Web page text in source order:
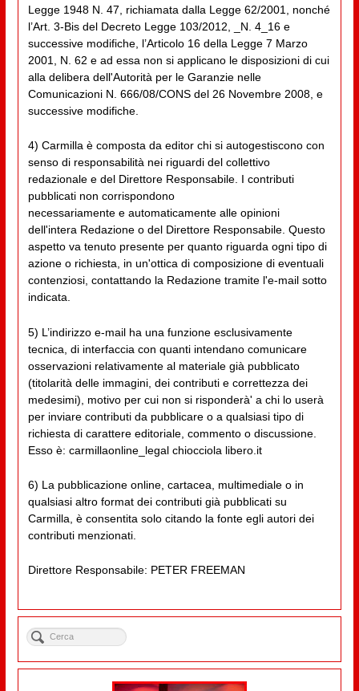
Legge 1948 N. 47, richiamata dalla Legge 62/2001, nonché
l’Art. 3-Bis del Decreto Legge 103/2012, _N. 4_16 e
successive modifiche, l’Articolo 16 della Legge 7 Marzo
2001, N. 62 e ad essa non si applicano le disposizioni di cui
alla delibera dell'Autorità per le Garanzie nelle
Comunicazioni N. 666/08/CONS del 26 Novembre 2008, e
successive modifiche.
4) Carmilla è composta da editor chi si autogestiscono con
senso di responsabilità nei riguardi del collettivo
redazionale e del Direttore Responsabile. I contributi
pubblicati non corrispondono
necessariamente e automaticamente alle opinioni
dell'intera Redazione o del Direttore Responsabile. Questo
aspetto va tenuto presente per quanto riguarda ogni tipo di
azione o richiesta, in un'ottica di composizione di eventuali
contenziosi, contattando la Redazione tramite l'e-mail sotto
indicata.
5) L’indirizzo e-mail ha una funzione esclusivamente
tecnica, di interfaccia con quanti intendano comunicare
osservazioni relativamente al materiale già pubblicato
(titolarità delle immagini, dei contributi e correttezza dei
medesimi), motivo per cui non si risponderà' a chi lo userà
per inviare contributi da pubblicare o a qualsiasi tipo di
richiesta di carattere editoriale, commento o discussione.
Esso è: carmillaonline_legal chiocciola libero.it
6) La pubblicazione online, cartacea, multimediale o in
qualsiasi altro format dei contributi già pubblicati su
Carmilla, è consentita solo citando la fonte egli autori dei
contributi menzionati.
Direttore Responsabile: PETER FREEMAN